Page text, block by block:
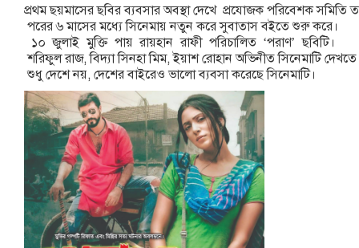
প্রথমছয়মাসেরছবিরব্যবসারঅবস্থাদেখে প্রযোজকপরিবেশকসমিতি
পরের৬মাসেরমধ্যেসিনেমায়নতুনকরেসুবাতাসবইতেশুরুকরে।
১০ জুলাই মুক্তি পায় রায়হান রাফী পরিচালিত‘পরাণ’ছবিটি।
শরিফুলরাজ,বিদ্যাসিনহামিম,ইয়াশরোহানঅভিনীতসিনেমাটিদেখতে
শুধুদেশেনয়, দেশেরবাইরেও ভালোব্যবসাকরেছেসিনেমাটি।